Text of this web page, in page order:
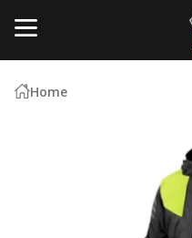
Home